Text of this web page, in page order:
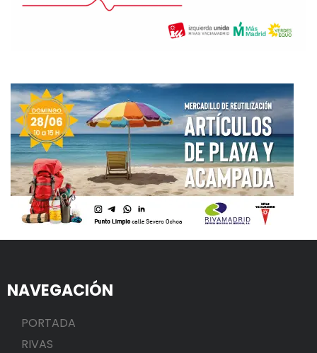
NAVEGACIÓN
PORTADA
RIVAS